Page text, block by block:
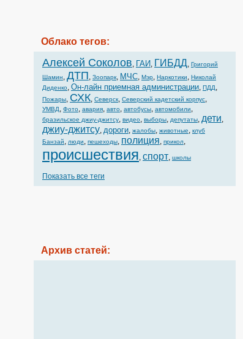
Облако тегов:
Алексей Соколов, ГАИ, ГИБДД, Григорий
Шамин, ДТП, Зоопарк, МЧС, Мэр, Наркотики, Николай
Диденко, Он-лайн приемная администрации, ПДД,
Пожары, СХК, Северск, Северский кадетский корпус,
УМВД, Фото, авария, авто, автобусы, автомобили,
бразильское джиу-джитсу, видео, выборы, депутаты, дети,
джиу-джитсу, дороги, жалобы, животные, клуб
Банзай, люди, пешеходы, полиция, прикол,
происшествия, спорт, школы
Показать все теги
Архив статей: